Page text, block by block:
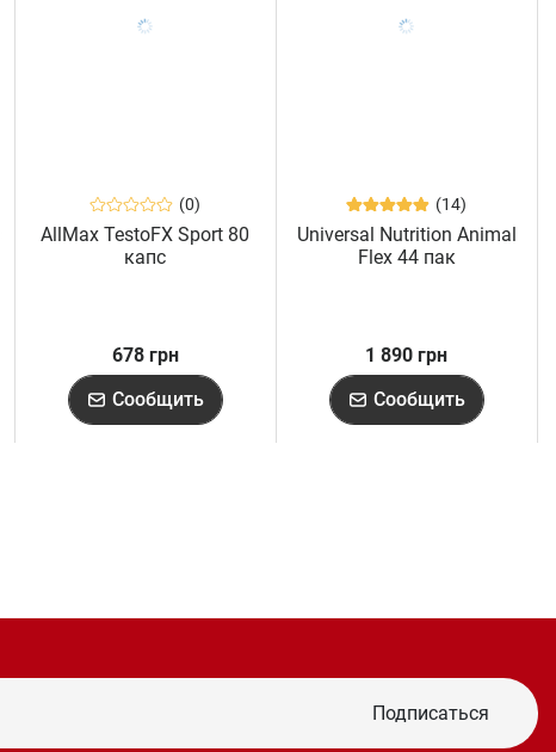
(0)
AllMax TestoFX Sport 80
капс
678 грн
Сообщить
(14)
Universal Nutrition Animal
Flex 44 пак
1 890 грн
Сообщить
Подписаться